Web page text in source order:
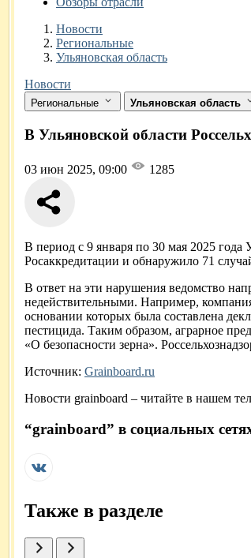
Новости
Разделы
Новости
Региональные
Ульяновская область
Новости
Региональные Ульяновская область
В Ульяновской области
03 июн 2025, 09:00 1285
В период с 9 января по 30 мая 2025 года
Росаккредитации и обнаружило 71
В ответ на эти нарушения ведомство
недействительными. Например,
основании которых была составлена
пестицида. Таким образом, аграрное
«О безопасности зерна».
Источник: Grainboard.ru
Новости grainboard – читайте в нашем
“grainboard” в социальных
Также в разделе